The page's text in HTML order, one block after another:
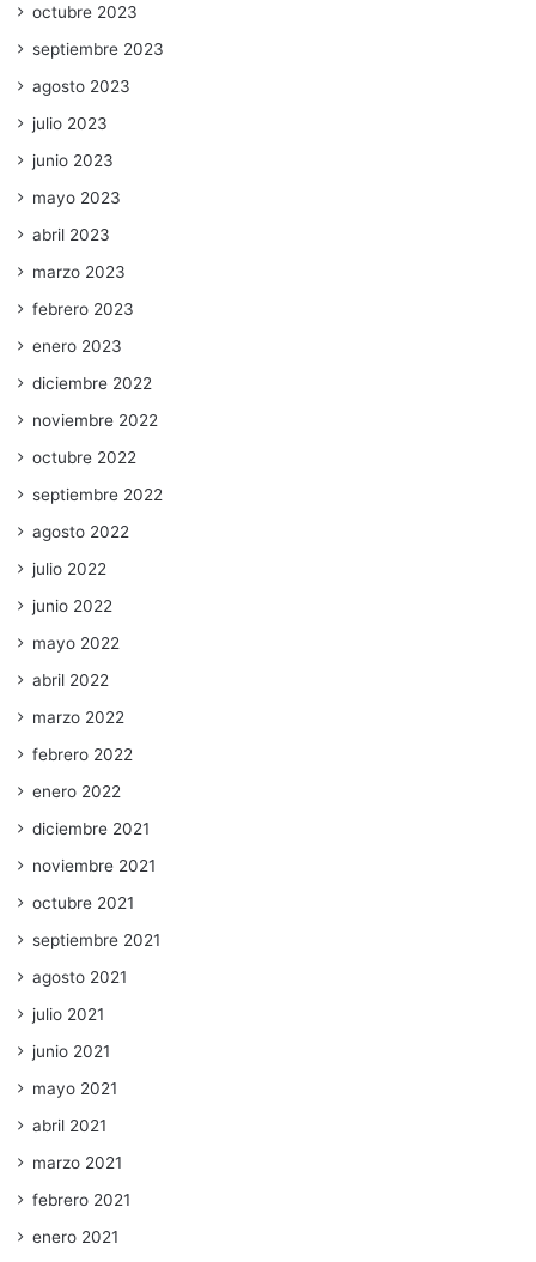
octubre 2023
septiembre 2023
agosto 2023
julio 2023
junio 2023
mayo 2023
abril 2023
marzo 2023
febrero 2023
enero 2023
diciembre 2022
noviembre 2022
octubre 2022
septiembre 2022
agosto 2022
julio 2022
junio 2022
mayo 2022
abril 2022
marzo 2022
febrero 2022
enero 2022
diciembre 2021
noviembre 2021
octubre 2021
septiembre 2021
agosto 2021
julio 2021
junio 2021
mayo 2021
abril 2021
marzo 2021
febrero 2021
enero 2021